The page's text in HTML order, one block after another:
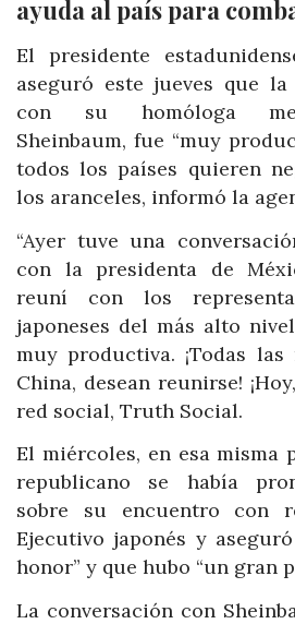
ayuda al país para
El presidente
aseguró este jueves que
con su homóloga
Sheinbaum, fue “muy
todos los países quieren
los aranceles, informó la
“Ayer tuve una
con la presidenta de
reuní con los
japoneses del más alto
muy productiva. ¡Todas
China, desean reunirse!
red social, Truth Social.
El miércoles, en esa misma
republicano se había
sobre su encuentro con
Ejecutivo japonés y
honor” y que hubo “un gran
La conversación con